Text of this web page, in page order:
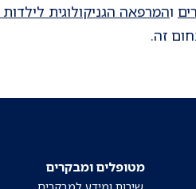
והמרפאה הגניקולוגית
זה.
מטופלים ומבקרים